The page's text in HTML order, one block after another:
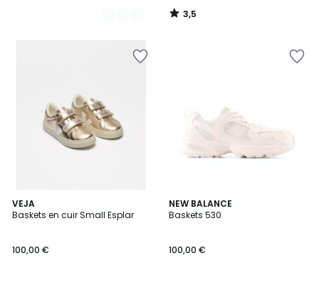
3,5
/
VEJA
Baskets en cuir Small Esplar
100,00 €
NEW BALANCE
Baskets 530
100,00 €
4,8
/ 5